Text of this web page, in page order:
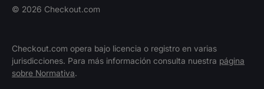
© 2026 Checkout.com
Checkout.com opera bajo licencia o registro en varias
jurisdicciones. Para más información consulta nuestra página
sobre Normativa.